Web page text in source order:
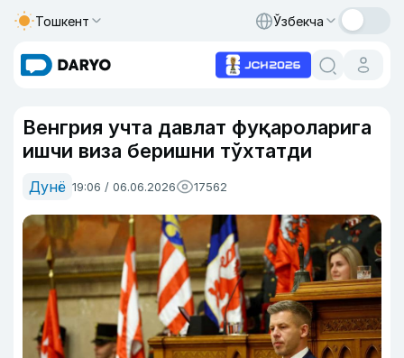
Тошкент Ўзбекча
Венгрия учта давлат фуқароларига
ишчи виза беришни тўхтатди
Дунё 19:06 / 06.06.2026 17562